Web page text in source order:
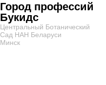
Город профессий
Букидс
Центральный Ботанический
Сад НАН Беларуси
Минск